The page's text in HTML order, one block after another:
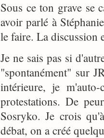
Sous ce ton grave se
avoir parlé à
le faire. La discussion
Je ne sais pas si
"spontanément" sur
intérieure, je
protestations. De
Sosryko. Je crois
débat, on a créé